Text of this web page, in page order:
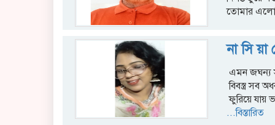
‎তোমার
না সি য়া
এমন জঘন্য
বিবস্ত্র সব
ফুরিয়ে যায়
...বিস্তারিত